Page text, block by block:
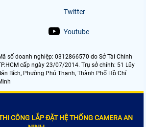
Twitter
Youtube
số doanh nghiệp: 0312866570 do Sở Tài Chính
cấp ngày 23/07/2014. Trụ sở chính: 51 Lũy
Bích, Phường Phú Thạnh, Thành Phố Hồ Chí
CÔNG LẮP ĐẶT HỆ THỐNG CAMERA AN